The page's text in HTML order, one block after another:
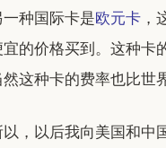
一种国际卡是欧元卡 ，
宜的价格买到。这种卡
然这种卡的费率也比世
以，以后我向美国和中